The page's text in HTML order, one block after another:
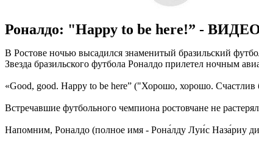
Роналдо: "Happy to be here!” -
В Ростове ночью высадился знаменитый бразильский
Звезда бразильского футбола Роналдо прилетел ночным
«Good, good. Happy to be here” ("Хорошо, хорошо.
Встречавшие футбольного чемпиона ростовчане не
Напомним, Роналдо (полное имя - Рона́лду Луи́с Наза́риу